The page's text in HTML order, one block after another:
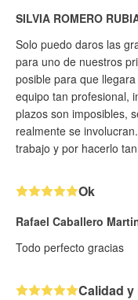
SILVIA ROMERO
Solo puedo daros las
para uno de nuestros
posible para que
equipo tan profesional,
plazos son imposibles,
realmente se
trabajo y por hacerlo
Ok
Rafael Caballero
Todo perfecto gracias
Calidad y